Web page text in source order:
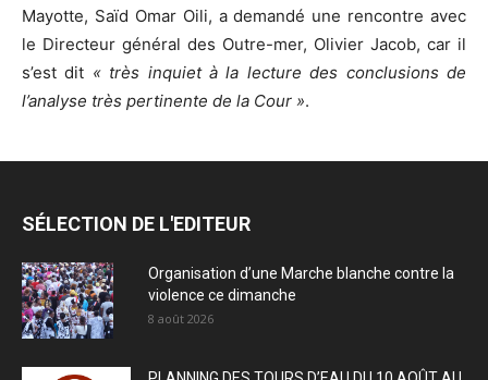
Mayotte, Saïd Omar Oili, a demandé une rencontre avec
le Directeur général des Outre-mer, Olivier Jacob, car il
s’est dit « très inquiet à la lecture des conclusions de
l’analyse très pertinente de la Cour ».
SÉLECTION DE L'EDITEUR
Organisation d’une Marche blanche contre la
violence ce dimanche
8 août 2026